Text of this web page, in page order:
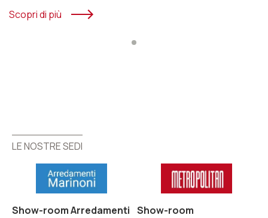
Scopri di più
LE NOSTRE SEDI
Show-room Arredamenti Show-room